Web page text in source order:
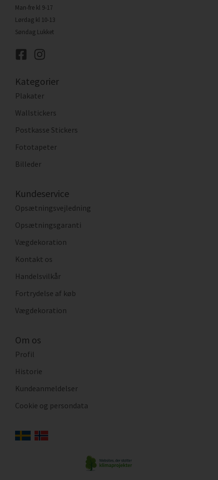
Man-fre kl 9-17
Lørdag kl 10-13
Søndag Lukket
Kategorier
Plakater
Wallstickers
Postkasse Stickers
Fototapeter
Billeder
Kundeservice
Opsætningsvejledning
Opsætningsgaranti
Vægdekoration
Kontakt os
Handelsvilkår
Fortrydelse af køb
Vægdekoration
Om os
Profil
Historie
Kundeanmeldelser
Cookie og persondata